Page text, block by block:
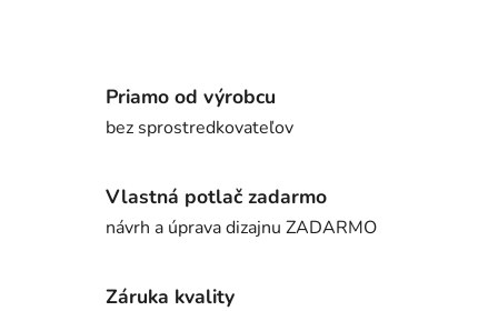
Priamo od výrobcu
bez sprostredkovateľov
Vlastná potlač zadarmo
návrh a úprava dizajnu ZADARMO
Záruka kvality